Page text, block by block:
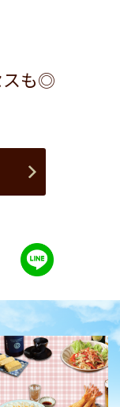
スも◎